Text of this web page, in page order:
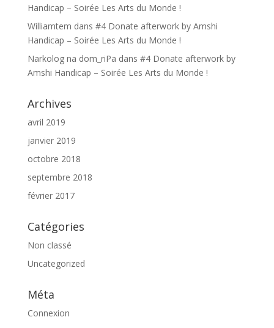
Handicap – Soirée Les Arts du Monde !
Williamtem dans #4 Donate afterwork by Amshi
Handicap – Soirée Les Arts du Monde !
Narkolog na dom_riPa dans #4 Donate afterwork by
Amshi Handicap – Soirée Les Arts du Monde !
Archives
avril 2019
janvier 2019
octobre 2018
septembre 2018
février 2017
Catégories
Non classé
Uncategorized
Méta
Connexion